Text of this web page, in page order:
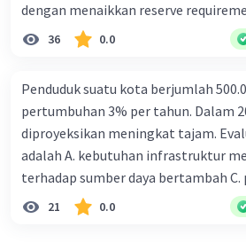
dengan menaikkan reserve
dengan menurunkan reserve
Ekspansif dengan menaikkan tingkat
ceteris paribus maka .... a.
bentuk kurva jumlah uang beredar
dari kiri bawah ke kanan atas b.
mana bentuk kurva jumlah uang
uang) naik dari kiri bawah ke kanan
meningkat di mana bentuk kurva
36 0.0
Penduduk suatu kota berjumlah
pertumbuhan 3% per tahun. Dalam
diproyeksikan meningkat tajam.
adalah A. kebutuhan infrastruktur
terhadap sumber daya bertambah
eksponensial berdampak jangka
memengaruhi tata ruang E.
21 0.0